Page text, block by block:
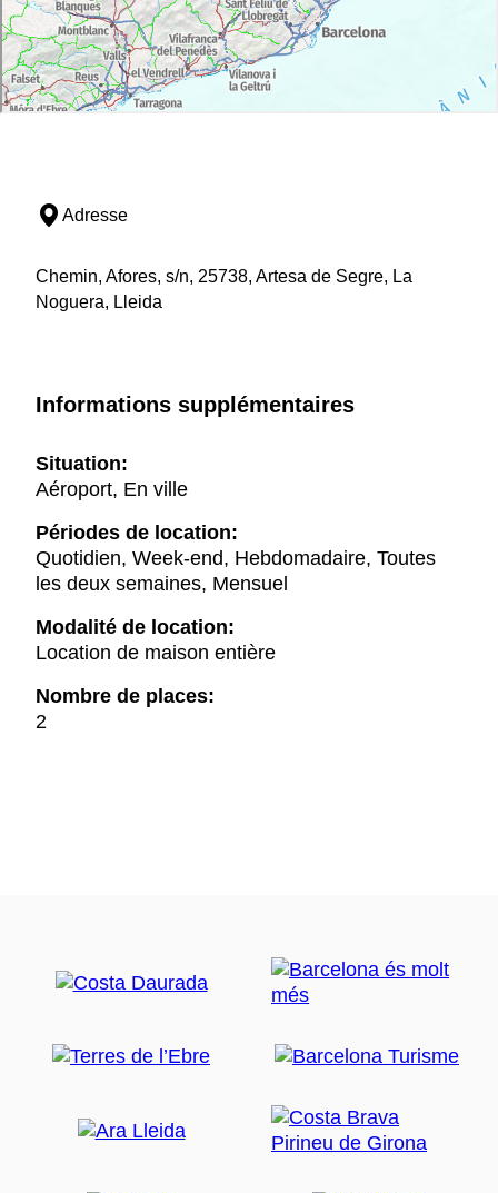
Adresse
Chemin, Afores, s/n, 25738, Artesa de Segre, La
Noguera, Lleida
Informations supplémentaires
Situation:
Aéroport, En ville
Périodes de location:
Quotidien, Week-end, Hebdomadaire, Toutes
les deux semaines, Mensuel
Modalité de location:
Location de maison entière
Nombre de places:
2